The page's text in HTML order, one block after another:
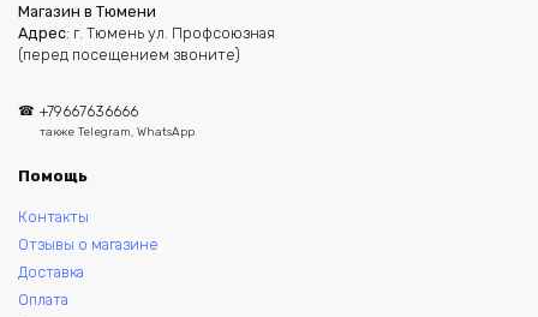
Магазин в Тюмени
Адрес: г. Тюмень ул. Профсоюзная
(перед посещением звоните)
+79667636666
также Telegram, WhatsApp
Помощь
Контакты
Отзывы о магазине
Доставка
Оплата